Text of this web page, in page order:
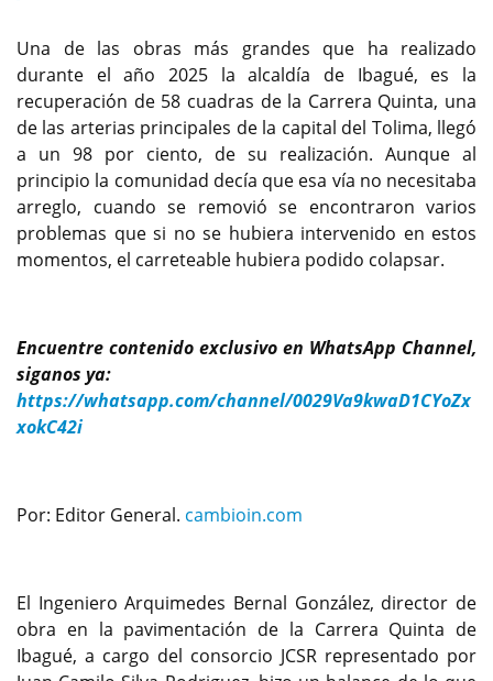
Una de las obras más grandes que ha realizado
durante el año 2025 la alcaldía de Ibagué, es la
recuperación de 58 cuadras de la Carrera Quinta, una
de las arterias principales de la capital del Tolima, llegó
a un 98 por ciento, de su realización. Aunque al
principio la comunidad decía que esa vía no necesitaba
arreglo, cuando se removió se encontraron varios
problemas que si no se hubiera intervenido en estos
momentos, el carreteable hubiera podido colapsar.
Encuentre contenido exclusivo en WhatsApp Channel,
siganos ya:
https://whatsapp.com/channel/0029Va9kwaD1CYoZx
xokC42i
Por: Editor General. cambioin.com
El Ingeniero Arquimedes Bernal González, director de
obra en la pavimentación de la Carrera Quinta de
Ibagué, a cargo del consorcio JCSR representado por